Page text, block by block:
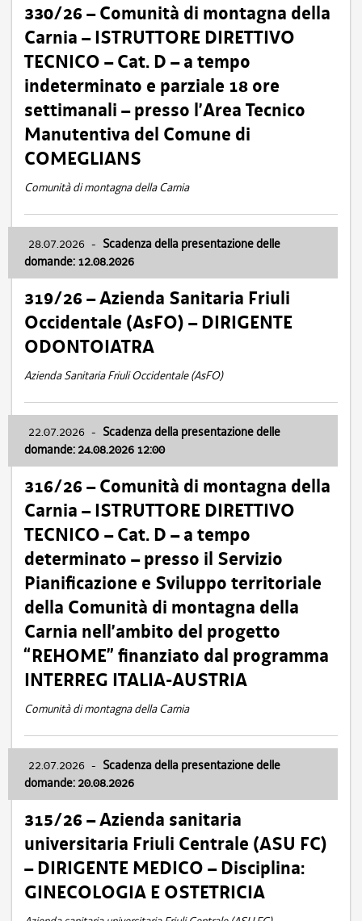
330/26 – Comunità di montagna della
Carnia – ISTRUTTORE DIRETTIVO
TECNICO – Cat. D – a tempo
indeterminato e parziale 18 ore
settimanali – presso l’Area Tecnico
Manutentiva del Comune di
COMEGLIANS
Comunità di montagna della Carnia
28.07.2026 - Scadenza della presentazione delle
domande: 12.08.2026
319/26 – Azienda Sanitaria Friuli
Occidentale (AsFO) – DIRIGENTE
ODONTOIATRA
Azienda Sanitaria Friuli Occidentale (AsFO)
22.07.2026 - Scadenza della presentazione delle
domande: 24.08.2026 12:00
316/26 – Comunità di montagna della
Carnia – ISTRUTTORE DIRETTIVO
TECNICO – Cat. D – a tempo
determinato – presso il Servizio
Pianificazione e Sviluppo territoriale
della Comunità di montagna della
Carnia nell’ambito del progetto
“REHOME” finanziato dal programma
INTERREG ITALIA-AUSTRIA
Comunità di montagna della Carnia
22.07.2026 - Scadenza della presentazione delle
domande: 20.08.2026
315/26 – Azienda sanitaria
universitaria Friuli Centrale (ASU FC)
– DIRIGENTE MEDICO – Disciplina:
GINECOLOGIA E OSTETRICIA